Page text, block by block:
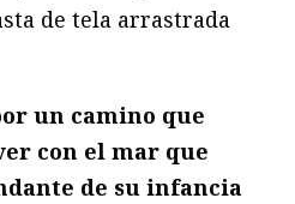
de tela arrastrada
un camino que
con el mar que
de su infancia